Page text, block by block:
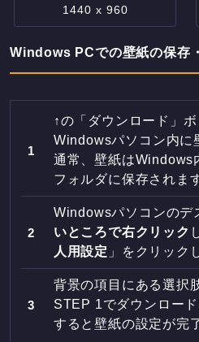
1440 x 960
Windows PCでの壁紙の保存
↑の「ダウンロード」
Windowsパソコン内に
通常、壁紙はWindows
フォルダに保存されま
Windowsパソコンのデ
いところで右クリック
人用設定 」をクリック
背景の項目にある選択
STEP 1でダウンロー
すると壁紙の設定が完